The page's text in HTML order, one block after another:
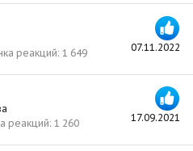
07.11.2022
реакций 1 649
17.09.2021
реакций 1 260